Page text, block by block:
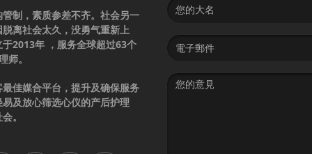
制，素质参差不齐。社会另一
离社会太久，没勇气重新上
2013年 ，服务全球超过63个
师。
佳媒合平台，提升及确保服务
及放心筛选心仪的产后护理
。
Email
address
Message